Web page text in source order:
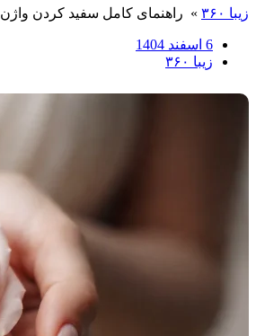
زیبا ۳۶۰ » راهنمای کامل سفید کردن واژن
6 اسفند 1404
زیبا ۳۶۰